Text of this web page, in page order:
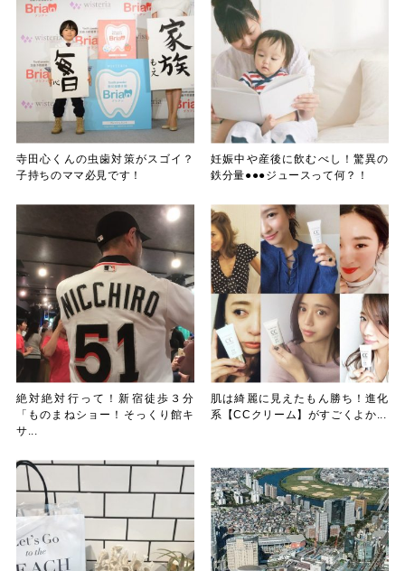
寺田心くんの虫歯対策がスゴイ？
子持ちのママ必見です！
妊娠中や産後に飲むべし！驚異の
鉄分量●●●ジュースって何？！
絶対絶対行って！新宿徒歩３分
「ものまねショー！そっくり館キ
サ...
肌は綺麗に見えたもん勝ち！進化
系【CCクリーム】がすごくよか...